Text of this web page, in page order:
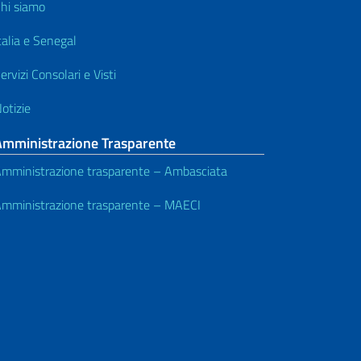
siamo
e Senegal
Consolari e Visti
Trasparente
trasparente – Ambasciata
trasparente – MAECI